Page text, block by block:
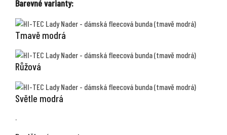
Barevné varianty:
Tmavě modrá
Růžová
Světle modrá
.